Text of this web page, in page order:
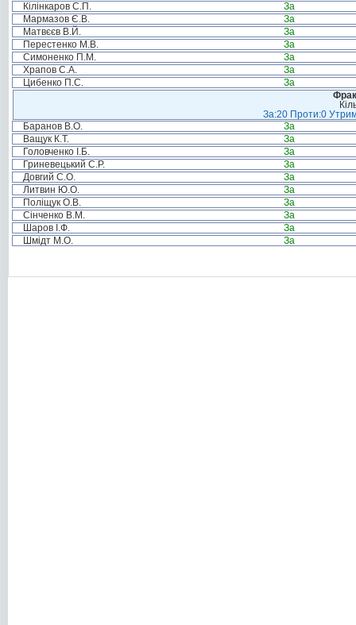
Кілінкаров С.П.
За
Мармазов Є.В.
За
Матвєєв В.Й.
За
Перестенко М.В.
За
Симоненко П.М.
За
Храпов С.А.
За
Цибенко П.С.
За
За:20 Проти:0
Баранов В.О.
За
Ващук К.Т.
За
Головченко І.Б.
За
Гриневецький С.Р.
За
Довгий С.О.
За
Литвин Ю.О.
За
Поліщук О.В.
За
Сінченко В.М.
За
Шаров І.Ф.
За
Шмідт М.О.
За